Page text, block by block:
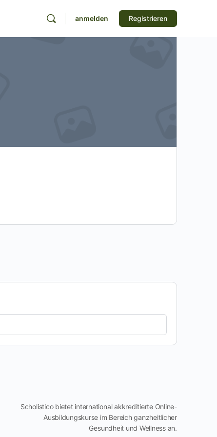
anmelden Registrieren
Scholistico bietet international akkreditierte Online-
Ausbildungskurse im Bereich ganzheitlicher
Gesundheit und Wellness an.